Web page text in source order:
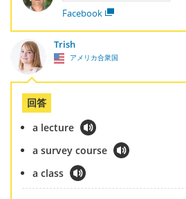
Facebook
Trish
アメリカ合衆国
回答
a lecture
a survey course
a class